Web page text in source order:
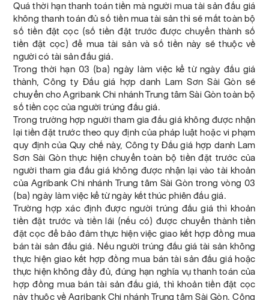
Quá thời hạn thanh toán tiền mà người mua tài sản đấu giá
không thanh toán đủ số tiền mua tài sản thì sẽ mất toàn bộ
số tiền đặt cọc (số tiền đặt trước được chuyển thành số
tiền đặt cọc) để mua tài sản và số tiền này sẽ thuộc về
người có tài sản đấu giá.
Trong thời hạn 03 (ba) ngày làm việc kể từ ngày đấu giá
thành, Công ty Đấu giá hợp danh Lam Sơn Sài Gòn sẽ
chuyển cho Agribank Chi nhánh Trung tâm Sài Gòn toàn bộ
số tiền cọc của người trúng đấu giá.
Trong trường hợp người tham gia đấu giá không được nhận
lại tiền đặt trước theo quy định của pháp luật hoặc vi phạm
quy định của Quy chế này, Công ty Đấu giá hợp danh Lam
Sơn Sài Gòn thực hiện chuyển toàn bộ tiền đặt trước của
người tham gia đấu giá không được nhận lại vào tài khoản
của Agribank Chi nhánh Trung tâm Sài Gòn trong vòng 03
(ba) ngày làm việc kể từ ngày kết thúc phiên đấu giá.
Trường hợp xác định được người trúng đấu giá thì khoản
tiền đặt trước và tiền lãi (nếu có) được chuyển thành tiền
đặt cọc để bảo đảm thực hiện việc giao kết hợp đồng mua
bán tài sản đấu giá. Nếu người trúng đấu giá tài sản không
thực hiện giao kết hợp đồng mua bán tài sản đấu giá hoặc
thực hiện không đầy đủ, đúng hạn nghĩa vụ thanh toán của
hợp đồng mua bán tài sản đấu giá, thì khoản tiền đặt cọc
này thuộc về Agribank Chi nhánh Trung tâm Sài Gòn. Công